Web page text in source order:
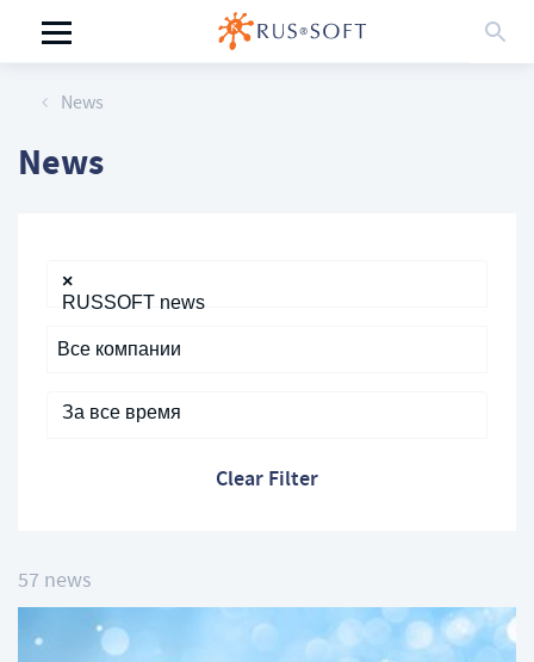
News
News
×
RUSSOFT news
За все время
Clear Filter
57 news